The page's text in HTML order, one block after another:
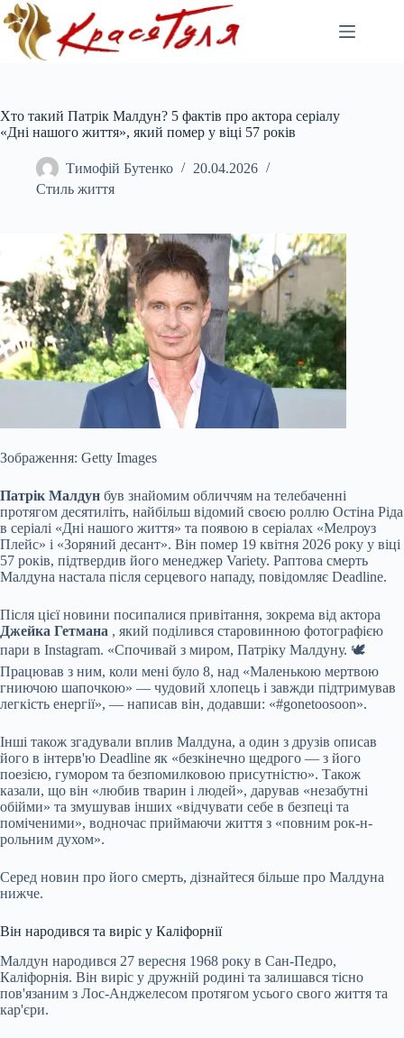
Перейти
до
вмісту
Хто такий Патрік Малдун? 5 фактів про актора серіалу
«Дні нашого життя», який помер у віці 57 років
Тимофій Бутенко
20.04.2026
Стиль життя
Зображення: Getty Images
Патрік Малдун був знайомим обличчям на телебаченні
протягом десятиліть, найбільш відомий своєю роллю Остіна Ріда
в серіалі «Дні нашого життя» та появою в серіалах «Мелроуз
Плейс» і «Зоряний десант». Він помер 19 квітня 2026 року у віці
57 років, підтвердив його менеджер Variety. Раптова смерть
Малдуна настала після серцевого нападу, повідомляє Deadline.
Після цієї новини посипалися привітання, зокрема від актора
Джейка Гетмана , який поділився старовинною фотографією
пари в Instagram. «Спочивай з миром, Патріку Малдуну. 🕊️
Працював з ним, коли мені було 8, над «Маленькою мертвою
гниючою шапочкою» — чудовий хлопець і завжди підтримував
легкість енергії», — написав він, додавши: «#gonetoosoon».
Інші також згадували вплив Малдуна, а один з друзів описав
його в інтерв'ю Deadline як «безкінечно щедрого — з його
поезією, гумором та безпомилковою присутністю». Також
казали, що він «любив тварин і людей», дарував «незабутні
обійми» та змушував інших «відчувати себе в безпеці та
поміченими», водночас приймаючи життя з «повним рок-н-
рольним духом».
Серед новин про його смерть, дізнайтеся більше про Малдуна
нижче.
Він народився та виріс у Каліфорнії
Малдун народився 27 вересня 1968 року в Сан-Педро,
Каліфорнія. Він виріс у дружній родині та залишався тісно
пов'язаним з Лос-Анджелесом протягом усього свого життя та
кар'єри.